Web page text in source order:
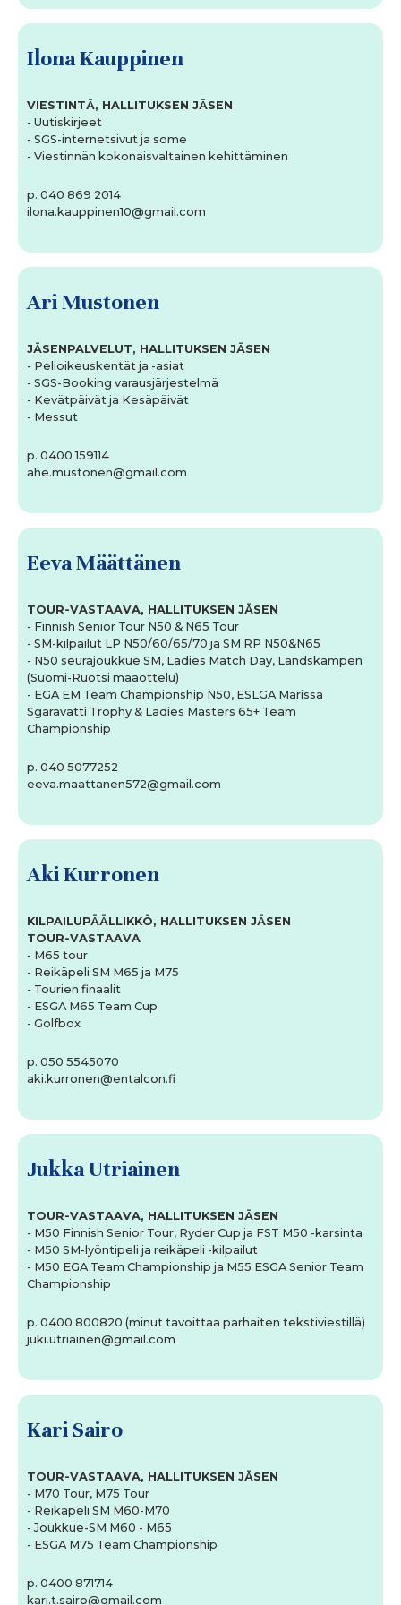
Ilona Kauppinen
VIESTINTÄ, HALLITUKSEN JÄSEN
- Uutiskirjeet
- SGS-internetsivut ja some
- Viestinnän kokonaisvaltainen kehittäminen
p. 040 869 2014
ilona.kauppinen10@gmail.com
Ari Mustonen
JÄSENPALVELUT, HALLITUKSEN JÄSEN
- Pelioikeuskentät ja -asiat
- SGS-Booking varausjärjestelmä
- Kevätpäivät ja Kesäpäivät
- Messut
p. 0400 159114
ahe.mustonen@gmail.com
Eeva Määttänen
TOUR-VASTAAVA, HALLITUKSEN JÄSEN
- Finnish Senior Tour N50 & N65 Tour
- SM-kilpailut LP N50/60/65/70 ja SM RP N50&N65
- N50 seurajoukkue SM, Ladies Match Day, Landskampen
(Suomi-Ruotsi maaottelu)
- EGA EM Team Championship N50, ESLGA Marissa
Sgaravatti Trophy & Ladies Masters 65+ Team
Championship
p. 040 5077252
eeva.maattanen572@gmail.com
Aki Kurronen
KILPAILUPÄÄLLIKKÖ, HALLITUKSEN JÄSEN
TOUR-VASTAAVA
- M65 tour
- Reikäpeli SM M65 ja M75
- Tourien finaalit
- ESGA M65 Team Cup
- Golfbox
p. 050 5545070
aki.kurronen@entalcon.fi
Jukka Utriainen
TOUR-VASTAAVA, HALLITUKSEN JÄSEN
- M50 Finnish Senior Tour, Ryder Cup ja FST M50 -karsinta
- M50 SM-lyöntipeli ja reikäpeli -kilpailut
- M50 EGA Team Championship ja M55 ESGA Senior Team
Championship
p. 0400 800820 (minut tavoittaa parhaiten tekstiviestillä)
juki.utriainen@gmail.com
Kari Sairo
TOUR-VASTAAVA, HALLITUKSEN JÄSEN
- M70 Tour, M75 Tour
- Reikäpeli SM M60-M70
- Joukkue-SM M60 - M65
- ESGA M75 Team Championship
p. 0400 871714
kari.t.sairo@gmail.com